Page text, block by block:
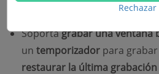
tu grabación de pantalla.
Soportagrabar una ventana
un temporizador para
restaurar la última grabación
Rechazar